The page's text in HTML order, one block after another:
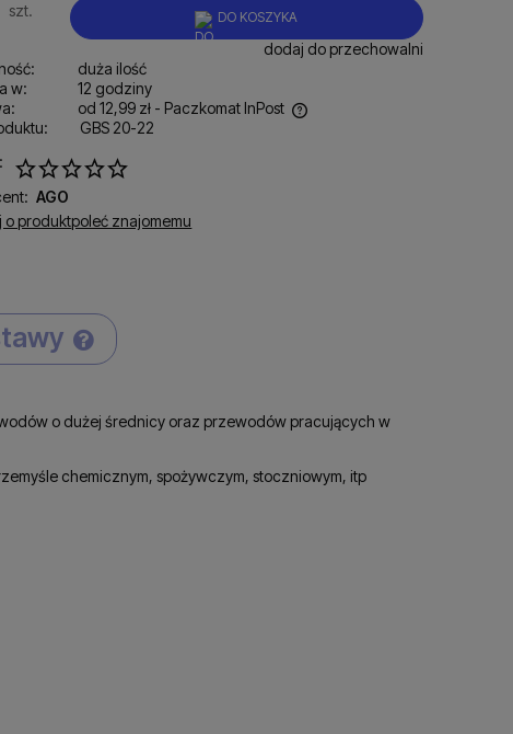
szt. DO KOSZYKA
dodaj do przechowalni
duża ilość
w:
12 godziny
od 12,99 zł - Paczkomat InPost
Cena nie zawiera ewentualnych kosztów
płatności
GBS 20-22
AGO
o produktpoleć znajomemu
płatności
o dużej średnicy oraz przewodów pracujących w
chemicznym, spożywczym, stoczniowym, itp